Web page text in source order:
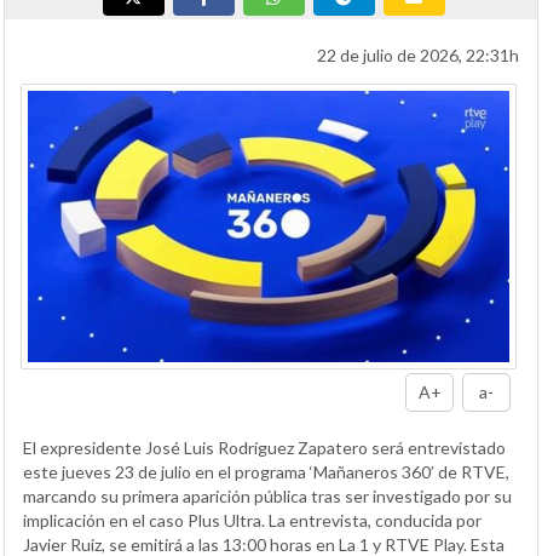
22 de julio de 2026, 22:31h
A+ a-
El expresidente José Luis Rodríguez Zapatero será entrevistado
este jueves 23 de julio en el programa ‘Mañaneros 360’ de RTVE,
marcando su primera aparición pública tras ser investigado por su
implicación en el caso Plus Ultra. La entrevista, conducida por
Javier Ruiz, se emitirá a las 13:00 horas en La 1 y RTVE Play. Esta